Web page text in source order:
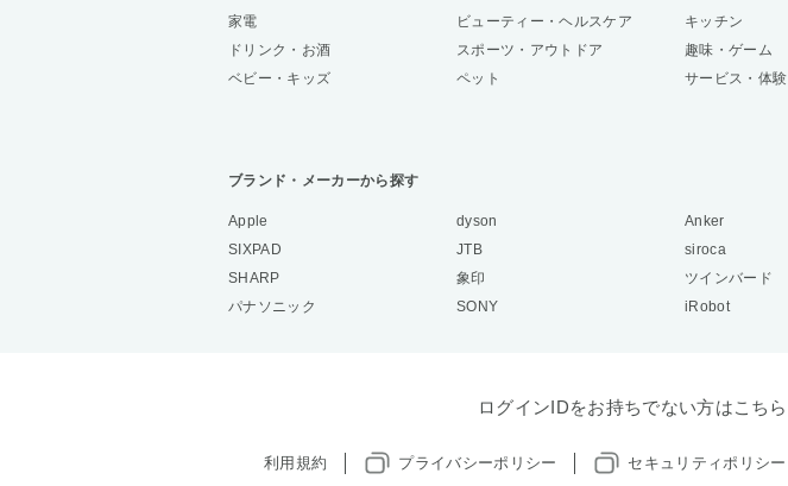
家電 ビューティー・ヘルスケア キッチン
ドリンク・お酒
スポーツ・アウトドア 趣味・ゲーム
ベビー・キッズ
ペット サービス・体験
ブランド・メーカーから探す
Apple dyson Anker
SIXPAD
JTB siroca
SHARP
象印 ツインバード
パナソニック
SONY iRobot
ログインIDをお持ちでない方はこちら
利用規約 プライバシーポリシー セキュリティポリシー